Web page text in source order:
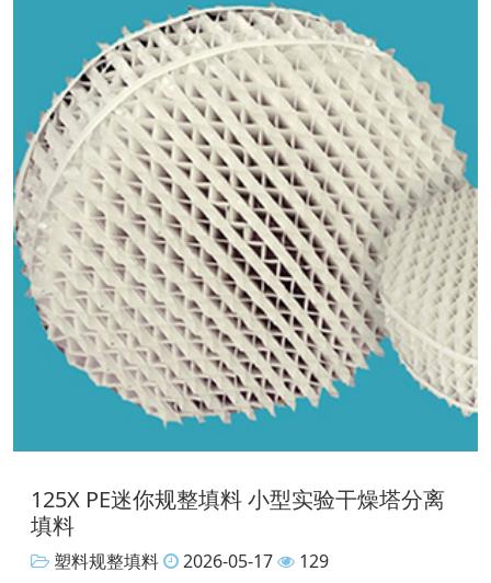
125X PE迷你规整填料 小型实验干燥塔分离
填料
塑料规整填料 2026-05-17
129